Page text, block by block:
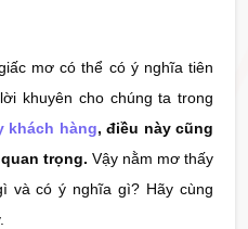
mơ có thể có ý nghĩa tiên
khuyên cho chúng ta trong
khách hàng, điều này cũng
trọng. Vậy nằm mơ thấy
và có ý nghĩa gì? Hãy cùng